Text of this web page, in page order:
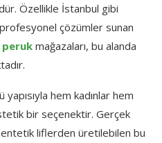
Özellikle İstanbul gibi
çözümler sunan
peruk mağazaları, bu alanda
hem kadınlar hem
bir seçenektir. Gerçek
liflerden üretilebilen bu